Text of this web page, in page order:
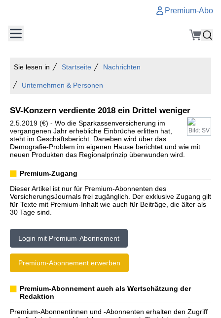
Premium-Abo
Sie lesen in Startseite Nachrichten
Unternehmen & Personen
SV-Konzern verdiente 2018 ein Drittel weniger
Bild: SV
2.5.2019 (€) - Wo die Sparkassenversicherung im
vergangenen Jahr erhebliche Einbrüche erlitten hat,
steht im Geschäftsbericht. Daneben wird über das
Demografie-Problem im eigenen Hause berichtet und wie mit
neuen Produkten das Regionalprinzip überwunden wird.
Premium-Zugang
Dieser Artikel ist nur für Premium-Abonnenten des
VersicherungsJournals frei zugänglich. Der exklusive Zugang gilt
für Texte mit Premium-Inhalt wie auch für Beiträge, die älter als
30 Tage sind.
Login mit Premium-Abonnement
Premium-Abonnement erwerben
Premium-Abonnement auch als Wertschätzung der
Redaktion
Premium-Abonnentinnen und -Abonnenten erhalten den Zugriff